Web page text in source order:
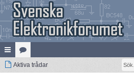
na at
Aktiva trådar